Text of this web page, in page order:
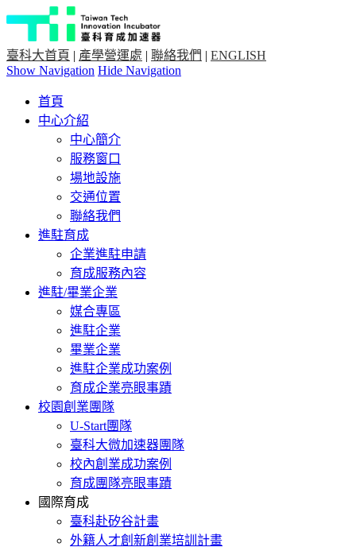
臺科大首頁 | 產學營運處 | 聯絡我們 | ENGLISH
Show Navigation Hide Navigation
首頁
中心介紹
中心簡介
服務窗口
場地設施
交通位置
聯絡我們
進駐育成
企業進駐申請
育成服務內容
進駐/畢業企業
媒合專區
進駐企業
畢業企業
進駐企業成功案例
育成企業亮眼事蹟
校園創業團隊
U-Start團隊
臺科大微加速器團隊
校內創業成功案例
育成團隊亮眼事蹟
國際育成
臺科赴矽谷計畫
外籍人才創新創業培訓計畫